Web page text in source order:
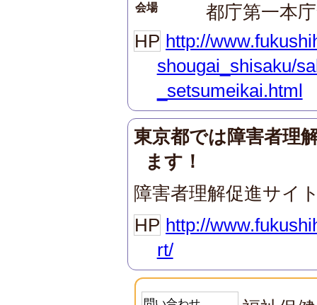
会場
都庁第一本
HP http://
shougai_shisaku/
_setsumeikai.html
東京都では障害者理
ます！
障害者理解促進サイ
HP http://
rt/